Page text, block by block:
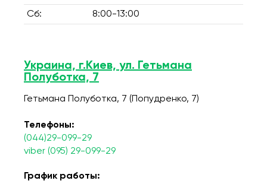
Сб: 8:00-13:00
Украина, г.Киев, ул. Гетьмана
Полуботка, 7
Гетьмана Полуботка, 7 (Попудренко, 7)
Телефоны:
(044)29-099-29
viber (095) 29-099-29
График работы: